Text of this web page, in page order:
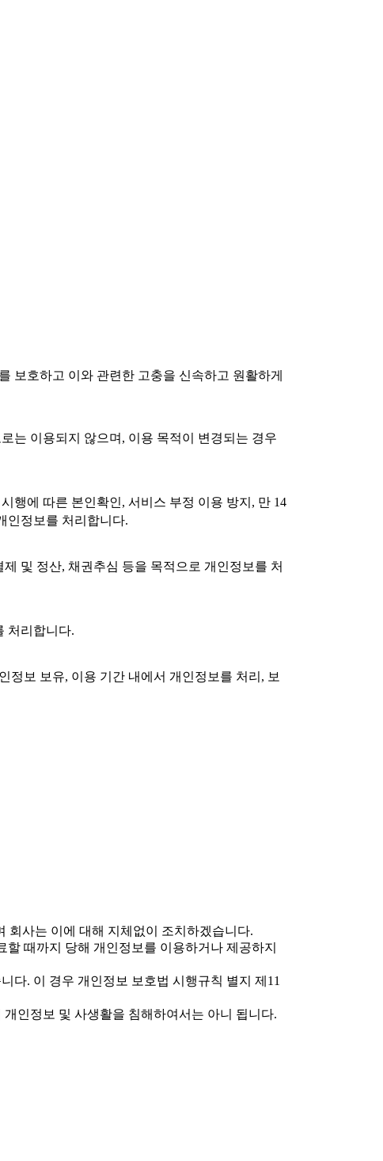
보호하고 이와 관련한 고충을 신속하고 원활하게
는 이용되지 않으며, 이용 목적이 변경되는 경우
행에 따른 본인확인, 서비스 부정 이용 방지, 만 14
인정보를 처리합니다.
및 정산, 채권추심 등을 목적으로 개인정보를 처
처리합니다.
보 보유, 이용 기간 내에서 개인정보를 처리, 보
회사는 이에 대해 지체없이 조치하겠습니다.
때까지 당해 개인정보를 이용하거나 제공하지
다. 이 경우 개인정보 보호법 시행규칙 별지 제11
인정보 및 사생활을 침해하여서는 아니 됩니다.